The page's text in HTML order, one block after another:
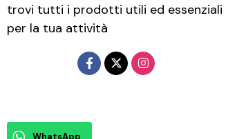
trovi tutti i prodotti utili ed essenziali
per la tua attività
WhatsApp